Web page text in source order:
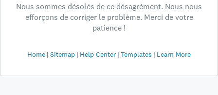
Nous sommes désolés de ce désagrément. Nous nous
efforçons de corriger le problème. Merci de votre
patience !
Home Sitemap Help Center Templates Learn More